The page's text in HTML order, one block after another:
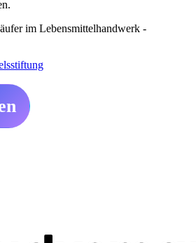
im Lebensmittelhandwerk -